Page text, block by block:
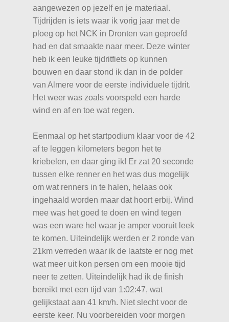
aangewezen op jezelf en je materiaal.
Tijdrijden is iets waar ik vorig jaar met de
ploeg op het NCK in Dronten van geproefd
had en dat smaakte naar meer. Deze winter
heb ik een leuke tijdritfiets op kunnen
bouwen en daar stond ik dan in de polder
van Almere voor de eerste individuele tijdrit.
Het weer was zoals voorspeld een harde
wind en af en toe wat regen.
Eenmaal op het startpodium klaar voor de 42
af te leggen kilometers begon het te
kriebelen, en daar ging ik! Er zat 20 seconde
tussen elke renner en het was dus mogelijk
om wat renners in te halen, helaas ook
ingehaald worden maar dat hoort erbij. Wind
mee was het goed te doen en wind tegen
was een ware hel waar je amper vooruit leek
te komen. Uiteindelijk werden er 2 ronde van
21km verreden waar ik de laatste er nog met
wat meer uit kon persen om een mooie tijd
neer te zetten. Uiteindelijk had ik de finish
bereikt met een tijd van 1:02:47, wat
gelijkstaat aan 41 km/h. Niet slecht voor de
eerste keer. Nu voorbereiden voor morgen